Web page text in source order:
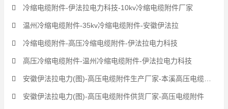
冷缩电缆附件-伊法拉电力科技-10kv冷缩电缆附件厂家
温州冷缩电缆附件-35kv冷缩电缆附件-安徽伊法拉
冷缩电缆附件-高压冷缩电缆附件-伊法拉电力科技
高压冷缩电缆附件-温州冷缩电缆附件-伊法拉电力科技
安徽伊法拉电力(图)-高压电缆附件生产厂家-本溪高压电缆附件
安徽伊法拉电力(图)-高压电缆附件供货厂家-高压电缆附件